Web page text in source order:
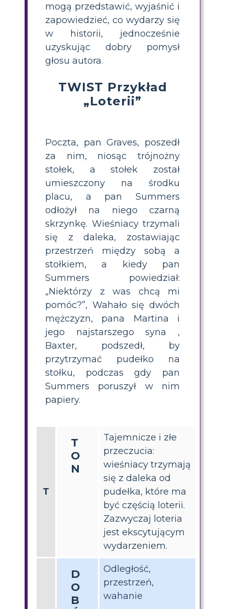
mogą przedstawić, wyjaśnić i
zapowiedzieć, co wydarzy się
w historii, jednocześnie
uzyskując dobry pomysł
głosu autora.
TWIST Przykład
„Loterii”
Poczta, pan Graves, poszedł
za nim, niosąc trójnożny
stołek, a stołek został
umieszczony na środku
placu, a pan Summers
odłożył na niego czarną
skrzynkę. Wieśniacy trzymali
się z daleka, zostawiając
przestrzeń między sobą a
stołkiem, a kiedy pan
Summers powiedział:
„Niektórzy z was chcą mi
pomóc?”, Wahało się dwóch
mężczyzn, pana Martina i
jego najstarszego syna ,
Baxter, podszedł, by
przytrzymać pudełko na
stołku, podczas gdy pan
Summers poruszył w nim
papiery.
T
T
O
N
Tajemnicze i złe
przeczucia:
wieśniacy trzymają
się z daleka od
pudełka, które ma
być częścią loterii.
Zazwyczaj loteria
jest ekscytującym
wydarzeniem.
D
O
B
Odległość,
przestrzeń,
wahanie